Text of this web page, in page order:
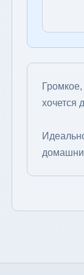
хочется